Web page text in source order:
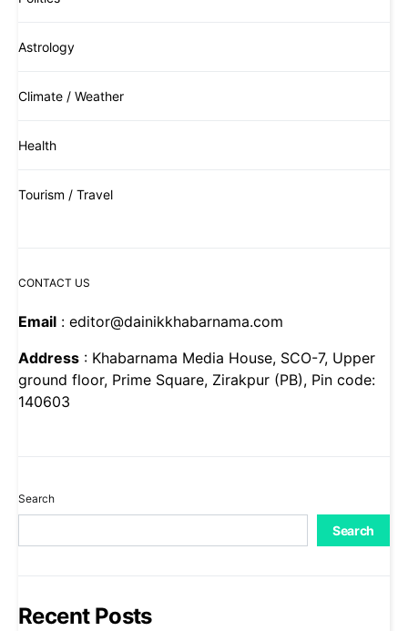
Astrology
Climate / Weather
Health
Tourism / Travel
CONTACT US
Email : editor@dainikkhabarnama.com
Address : Khabarnama Media House, SCO-7, Upper
ground floor, Prime Square, Zirakpur (PB), Pin code:
140603
Search
Search
Recent Posts